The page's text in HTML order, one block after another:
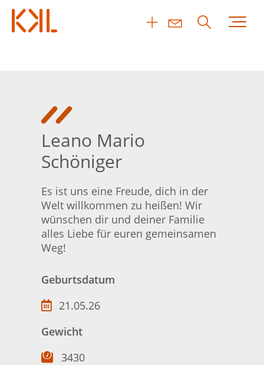
Leano Mario
Schöniger
Es ist uns eine Freude, dich in der
Welt willkommen zu heißen! Wir
wünschen dir und deiner Familie
alles Liebe für euren gemeinsamen
Weg!
Geburtsdatum
21.05.26
Gewicht
3430